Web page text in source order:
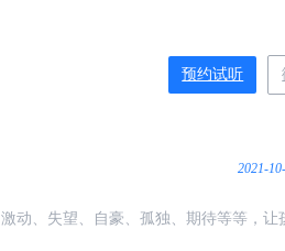
预约试听
2021-
动、失望、自豪、孤独、期待等等，让